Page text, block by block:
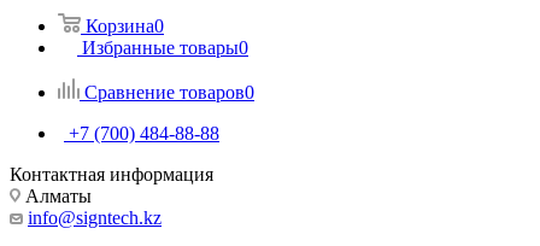
Корзина0
Избранные товары0
Сравнение товаров0
+7 (700) 484-88-88
Контактная информация
Алматы
info@signtech.kz